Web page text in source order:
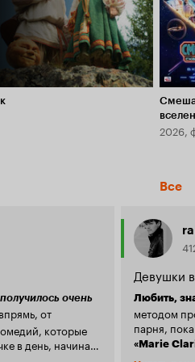
2026,
Все
очень
которые
в день, начинает
из
Девушки
методом
парня,
«Marie
парней, с которыми женщина встречается на